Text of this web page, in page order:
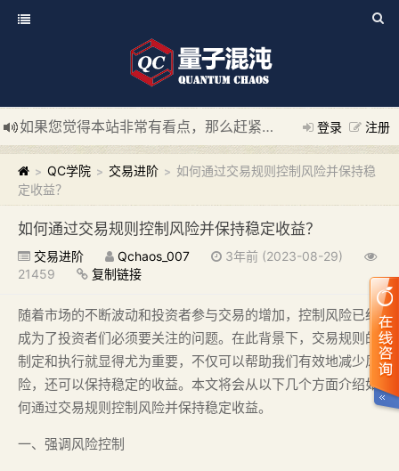
登录 注册
如果您觉得本站非常有看点，那么赶紧使用Ctrl+D 收藏我们吧
新添加量子混沌系统板块，欢迎大家访问！
---“量子混沌系
> QC学院 > 交易进阶 > 如何通过交易规则控制风险并保持稳
定收益？
如何通过交易规则控制风险并保持稳定收益？
交易进阶 Qchaos_007
3年前 (2023-08-29)
21459
复制链接
随着市场的不断波动和投资者参与交易的增加，控制风险已经
成为了投资者们必须要关注的问题。在此背景下，交易规则的
制定和执行就显得尤为重要，不仅可以帮助我们有效地减少风
险，还可以保持稳定的收益。本文将会从以下几个方面介绍如
何通过交易规则控制风险并保持稳定收益。
一、强调风险控制